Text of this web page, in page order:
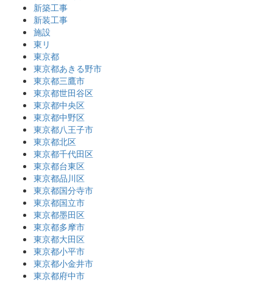
新築工事
新装工事
施設
東リ
東京都
東京都あきる野市
東京都三鷹市
東京都世田谷区
東京都中央区
東京都中野区
東京都八王子市
東京都北区
東京都千代田区
東京都台東区
東京都品川区
東京都国分寺市
東京都国立市
東京都墨田区
東京都多摩市
東京都大田区
東京都小平市
東京都小金井市
東京都府中市